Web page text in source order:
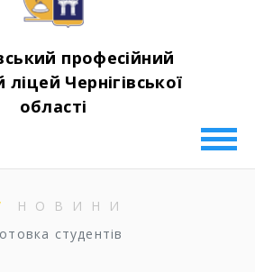
професійний
Чернігівської
області
НОВИНИ
студентів